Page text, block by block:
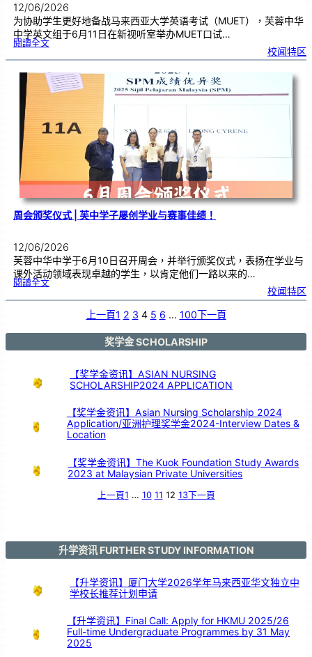
12/06/2026
为协助学生更好地备战马来西亚大学英语考试（MUET），芙蓉中华
中学英文组于6月11日在新视听室举办MUET口试…
閱讀全文:
M
T
试
作
答
技
巧
工
力
学
生
提
校闻特区
周会颁奖仪式 | 芙中学子屡创学业与赛事佳绩！
12/06/2026
芙蓉中华中学于6月10日召开周会，并举行颁奖仪式，表扬在学业与
课外活动领域表现卓越的学生，以肯定他们一路以来的…
閱讀全文:周
奖
学
子
学
校闻特区
上一頁1 2 3 4 5 6 … 100下一頁
奖学金 SCHOLARSHIP
【奖学金资讯】ASIAN NURSING
SCHOLARSHIP2024 APPLICATION
【奖学金资讯】Asian Nursing Scholarship 2024
Application/亚洲护理奖学金2024-Interview Dates &
Location
【奖学金资讯】The Kuok Foundation Study Awards
2023 at Malaysian Private Universities
上一頁1 … 10 11 12 13下一頁
升学资讯 FURTHER STUDY INFORMATION
【升学资讯】厦门大学2026学年马来西亚华文独立中
学校长推荐计划申请
【升学资讯】Final Call: Apply for HKMU 2025/26
Full-time Undergraduate Programmes by 31 May
2025